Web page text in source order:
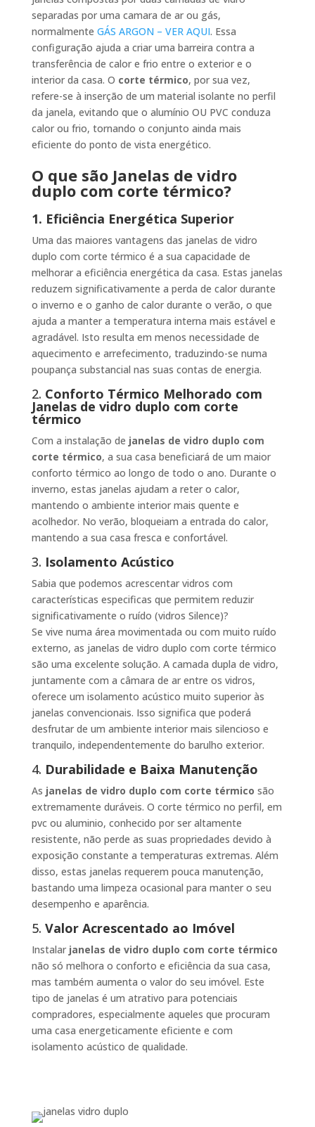
separadas por uma camara de ar ou gás,
normalmente GÁS ARGON – VER AQUI. Essa
configuração ajuda a criar uma barreira contra a
transferência de calor e frio entre o exterior e o
interior da casa. O corte térmico, por sua vez,
refere-se à inserção de um material isolante no perfil
da janela, evitando que o alumínio OU PVC conduza
calor ou frio, tornando o conjunto ainda mais
eficiente do ponto de vista energético.
O que são Janelas de vidro
duplo com corte térmico?
1. Eficiência Energética Superior
Uma das maiores vantagens das janelas de vidro
duplo com corte térmico é a sua capacidade de
melhorar a eficiência energética da casa. Estas janelas
reduzem significativamente a perda de calor durante
o inverno e o ganho de calor durante o verão, o que
ajuda a manter a temperatura interna mais estável e
agradável. Isto resulta em menos necessidade de
aquecimento e arrefecimento, traduzindo-se numa
poupança substancial nas suas contas de energia.
2. Conforto Térmico Melhorado com
Janelas de vidro duplo com corte
térmico
Com a instalação de janelas de vidro duplo com
corte térmico, a sua casa beneficiará de um maior
conforto térmico ao longo de todo o ano. Durante o
inverno, estas janelas ajudam a reter o calor,
mantendo o ambiente interior mais quente e
acolhedor. No verão, bloqueiam a entrada do calor,
mantendo a sua casa fresca e confortável.
3. Isolamento Acústico
Sabia que podemos acrescentar vidros com
características especificas que permitem reduzir
significativamente o ruído (vidros Silence)?
Se vive numa área movimentada ou com muito ruído
externo, as janelas de vidro duplo com corte térmico
são uma excelente solução. A camada dupla de vidro,
juntamente com a câmara de ar entre os vidros,
oferece um isolamento acústico muito superior às
janelas convencionais. Isso significa que poderá
desfrutar de um ambiente interior mais silencioso e
tranquilo, independentemente do barulho exterior.
4. Durabilidade e Baixa Manutenção
As janelas de vidro duplo com corte térmico são
extremamente duráveis. O corte térmico no perfil, em
pvc ou aluminio, conhecido por ser altamente
resistente, não perde as suas propriedades devido à
exposição constante a temperaturas extremas. Além
disso, estas janelas requerem pouca manutenção,
bastando uma limpeza ocasional para manter o seu
desempenho e aparência.
5. Valor Acrescentado ao Imóvel
Instalar janelas de vidro duplo com corte térmico
não só melhora o conforto e eficiência da sua casa,
mas também aumenta o valor do seu imóvel. Este
tipo de janelas é um atrativo para potenciais
compradores, especialmente aqueles que procuram
uma casa energeticamente eficiente e com
isolamento acústico de qualidade.